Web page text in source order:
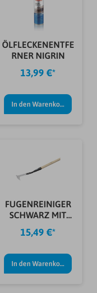
ÖLFLECKENENTFE
RNER NIGRIN
13,99 €*
In den Warenkorb
FUGENREINIGER
SCHWARZ MIT
STIEL
15,49 €*
In den Warenkorb